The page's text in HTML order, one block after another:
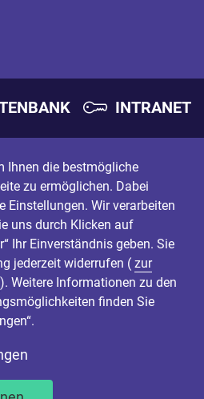
INTRANET
Ihnen die bestmögliche
zu ermöglichen. Dabei
Einstellungen. Wir verarbeiten
uns durch Klicken auf
Ihr Einverständnis geben. Sie
jederzeit widerrufen ( zur
). Weitere Informationen zu den
finden Sie